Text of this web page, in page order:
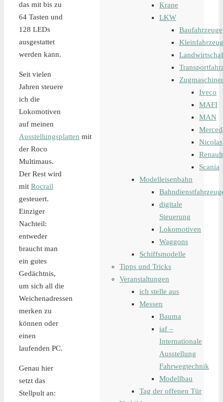
das mit bis zu
64 Tasten und
128 LEDs
ausgestattet
werden kann.
Seit vielen
Jahren steuere
ich die
Lokomotiven
auf meinen
Ausstellungsplatten mit
der Roco
Multimaus.
Der Rest wird
mit Rocrail
gesteuert.
Einziger
Nachteil:
entweder
braucht man
ein gutes
Gedächtnis,
um sich all die
Weichenadressen
merken zu
können oder
einen
laufenden PC.
Genau hier
setzt das
Stellpult an:
Krane
LKW
Baufahrzeuge
Iveco
MAFI
MAN
Nicolas
Renault
Scania
Modelleisenbahn
digitale
Steuerung
Lokomotiven
Waggons
Schiffsmodelle
Tipps und Tricks
Veranstaltungen
ich stelle aus
Messen
Bauma
iaf –
Internationale
Ausstellung
Fahrwegtechnik
Modellbau
Tag der offenen Tür